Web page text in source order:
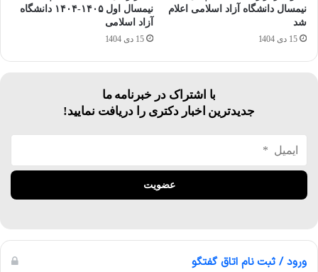
نیمسال دانشگاه آزاد اسلامی اعلام
شد
15 دی 1404
نیمسال اول ۱۴۰۵-۱۴۰۴ دانشگاه
آزاد اسلامی
15 دی 1404
با اشتراک در خبرنامه ما
جدیدترین اخبار دکتری را دریافت نمایید!
ورود / ثبت نام اتاق گفتگو